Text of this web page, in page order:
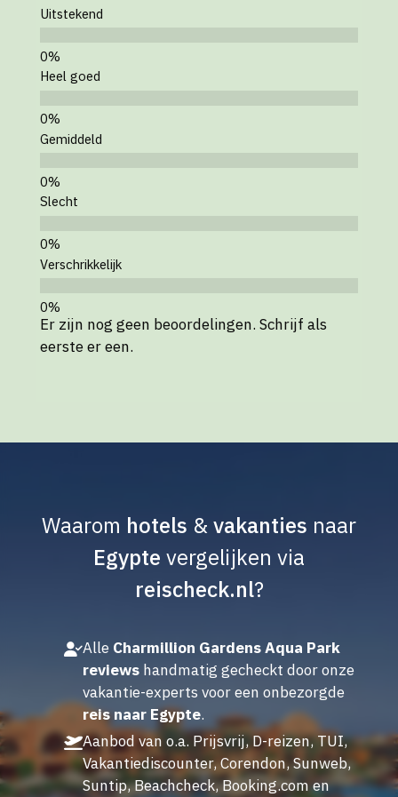
Uitstekend
Heel goed
Gemiddeld
Slecht
Verschrikkelijk
Er zijn nog geen beoordelingen. Schrijf als
eerste er een.
Waarom hotels &vakanties naar
Egypte vergelijken via
reischeck.nl?
Alle Charmillion Gardens Aqua Park
reviewshandmatig gecheckt door onze
vakantie-experts voor een onbezorgde
reis naar Egypte.
Aanbod van o.a. Prijsvrij, D-reizen, TUI,
Vakantiediscounter, Corendon, Sunweb,
Suntip, Beachcheck, Booking.com en